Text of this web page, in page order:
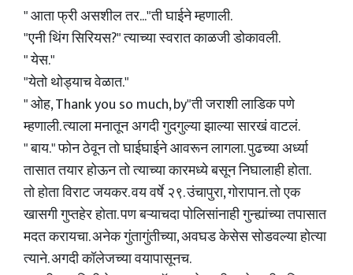
" आता फ्री असशील तर..."ती घाईने म्हणाली.
"एनी थिंग सिरियस?" त्याच्या स्वरात काळजी डोकावली.
" येस."
"येतो थोड्याच वेळात."
" ओह, Thank you so much, by"ती जराशी लाडिक पणे
म्हणाली. त्याला मनातून अगदी गुदगुल्या झाल्या सारखं वाटलं.
" बाय." फोन ठेवून तो घाईघाईने आवरून लागला. पुढच्या अर्ध्या
तासात तयार होऊन तो त्याच्या कारमध्ये बसून निघालाही होता.
तो होता विराट जयकर. वय वर्षे २९. उंचापुरा, गोरापान. तो एक
खासगी गुप्तहेर होता. पण बऱ्याचदा पोलिसांनाही गुन्ह्यांच्या तपासात
मदत करायचा‌. अनेक गुंतागुंतीच्या, अवघड केसेस सोडवल्या होत्या
त्याने. अगदी कॉलेजच्या वयापासूनच.